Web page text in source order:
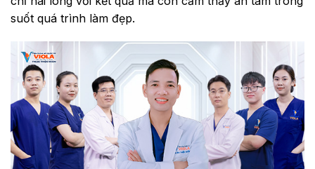
suốt quá trình làm đẹp.